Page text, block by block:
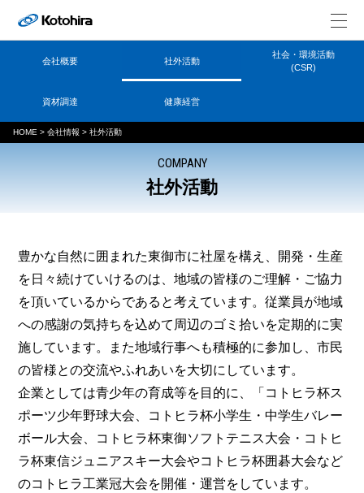
会社概要 社外活動
社会・環境活動
(CSR)
資材調達 健康経営
HOME > 会社情報 > 社外活動
COMPANY
社外活動
豊かな自然に囲まれた東御市に社屋を構え、開発・生産
を日々続けていけるのは、地域の皆様のご理解・ご協力
を頂いているからであると考えています。従業員が地域
への感謝の気持ちを込めて周辺のゴミ拾いを定期的に実
施しています。また地域行事へも積極的に参加し、市民
の皆様との交流やふれあいを大切にしています。
企業としては青少年の育成等を目的に、「コトヒラ杯ス
ポーツ少年野球大会、コトヒラ杯小学生・中学生バレー
ボール大会、コトヒラ杯東御ソフトテニス大会・コトヒ
ラ杯東信ジュニアスキー大会やコトヒラ杯囲碁大会など
のコトヒラ工業冠大会を開催・運営をしています。